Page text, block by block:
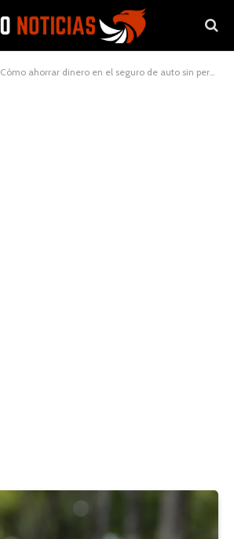
Cómo ahorrar dinero en el seguro de auto sin perder cobertura